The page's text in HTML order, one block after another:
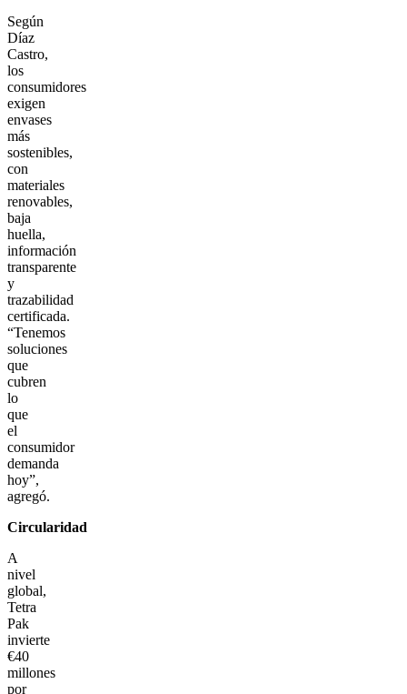
Según
Díaz
Castro,
los
consumidores
exigen
envases
más
sostenibles,
con
materiales
renovables,
baja
huella,
información
transparente
y
trazabilidad
certificada.
“Tenemos
soluciones
que
cubren
lo
que
el
consumidor
demanda
hoy”,
agregó.
Circularidad
A
nivel
global,
Tetra
Pak
invierte
€40
millones
por